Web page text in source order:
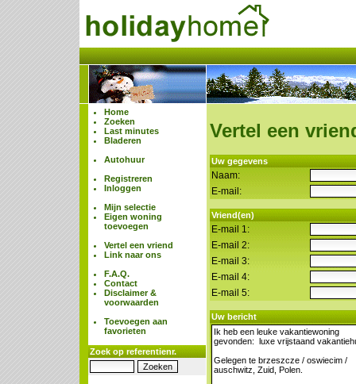
Home
Zoeken
Last minutes
Bladeren
Autohuur
Registreren
Inloggen
Mijn selectie
Eigen woning
toevoegen
Vertel een vriend
Link naar ons
F.A.Q.
Contact
Disclaimer &
voorwaarden
Toevoegen aan
favorieten
Zoek op referentienr.
Vertel een
Uw gegevens
Naam:
E-mail:
Vriend(en)
E-mail 1:
E-mail 2:
E-mail 3:
E-mail 4:
E-mail 5:
Uw bericht